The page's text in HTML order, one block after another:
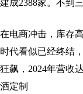
建成2388家。不到
在电商冲击，库存
时代看似已经终结
狂飙，2024年营收
酒定制